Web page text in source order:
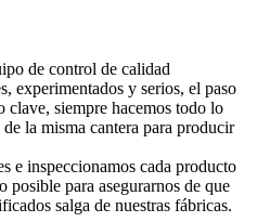
de control de calidad
experimentados y serios, el paso
clave, siempre hacemos todo lo
la misma cantera para producir
e inspeccionamos cada producto
posible para asegurarnos de que
salga de nuestras fábricas.